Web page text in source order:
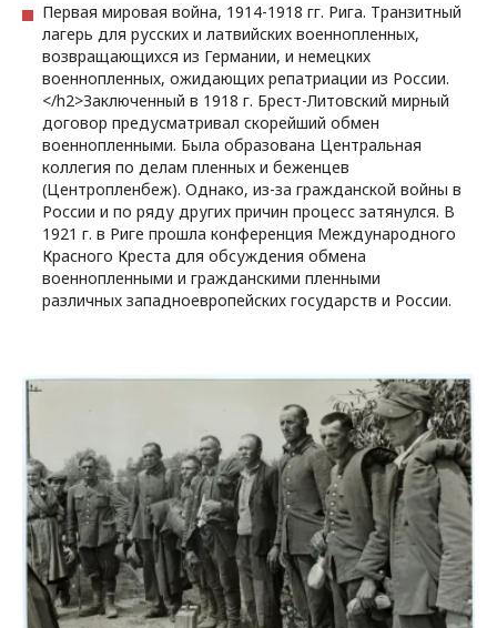
Первая мировая война, 1914-1918 гг. Рига. Транзитный
лагерь для русских и латвийских военнопленных,
возвращающихся из Германии, и немецких
военнопленных, ожидающих репатриации из России.
</h2>Заключенный в 1918 г. Брест-Литовский мирный
договор предусматривал скорейший обмен
военнопленными. Была образована Центральная
коллегия по делам пленных и беженцев
(Центропленбеж). Однако, из-за гражданской войны в
России и по ряду других причин процесс затянулся. В
1921 г. в Риге прошла конференция Международного
Красного Креста для обсуждения обмена
военнопленными и гражданскими пленными
различных западноевропейских государств и России.